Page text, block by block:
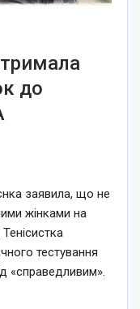
до
заявила, що не
жінками на
Тенісистка
тестування
«справедливим».